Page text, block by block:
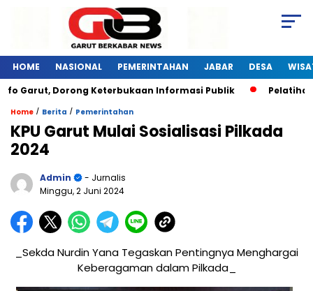
HOME NASIONAL PEMERINTAHAN JABAR DESA
Dorong Keterbukaan Informasi Publik
Pelatihan Digital
Home / Berita / Pemerintahan
KPU Garut Mulai Sosialisasi Pilkada
2024
Admin
- Jurnalis
Minggu, 2 Juni 2024
_Sekda Nurdin Yana Tegaskan Pentingnya Menghargai
Keberagaman dalam Pilkada_